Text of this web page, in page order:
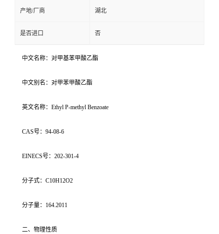
产地/厂商 湖北
是否进口 否
中文名称：对甲基苯甲酸乙酯
中文别名：对甲苯甲酸乙酯
英文名称：Ethyl P-methyl Benzoate
CAS号：94-08-6
EINECS号：202-301-4
分子式：C10H12O2
分子量：164.2011
二、物理性质